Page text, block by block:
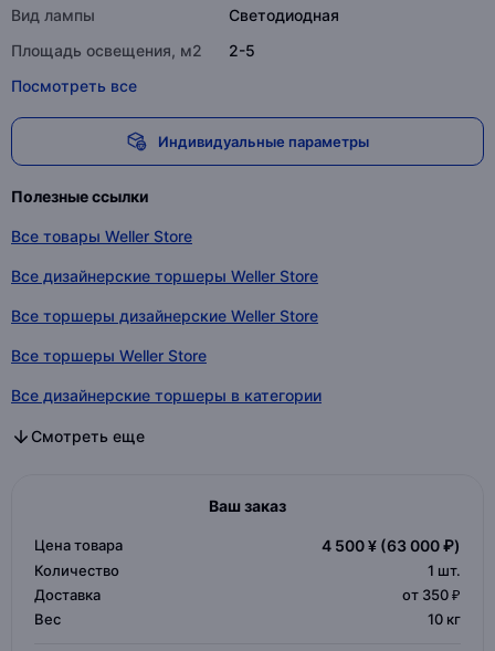
Вид лампы
Светодиодная
Площадь освещения, м2
2-5
Посмотреть все
Индивидуальные параметры
Полезные ссылки
Все товары Weller Store
Все дизайнерские торшеры Weller Store
Все торшеры дизайнерские Weller Store
Все торшеры Weller Store
Все дизайнерские торшеры в категории
Все торшеры дизайнерские в категории
Все торшеры в категории
Смотреть еще
Ваш заказ
Цена товара 4 500 ¥ (63 000 ₽)
Количество 1 шт.
Доставка
от 350 ₽
Вес
10 кг